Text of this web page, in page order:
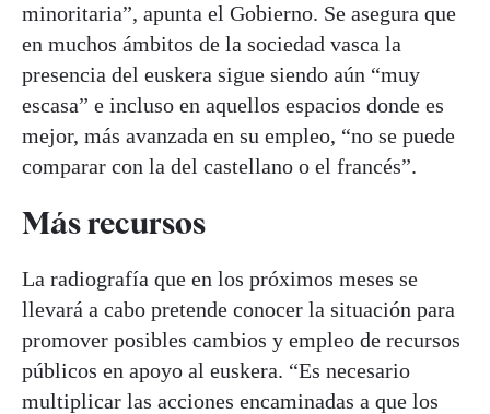
minoritaria”, apunta el Gobierno. Se asegura que
en muchos ámbitos de la sociedad vasca la
presencia del euskera sigue siendo aún “muy
escasa” e incluso en aquellos espacios donde es
mejor, más avanzada en su empleo, “no se puede
comparar con la del castellano o el francés”.
Más recursos
La radiografía que en los próximos meses se
llevará a cabo pretende conocer la situación para
promover posibles cambios y empleo de recursos
públicos en apoyo al euskera. “Es necesario
multiplicar las acciones encaminadas a que los